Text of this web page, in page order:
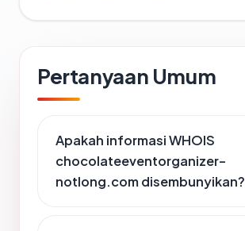
Pertanyaan Umum
Apakah informasi WHOIS
chocolateeventorganizer-
notlong.com disembunyikan?